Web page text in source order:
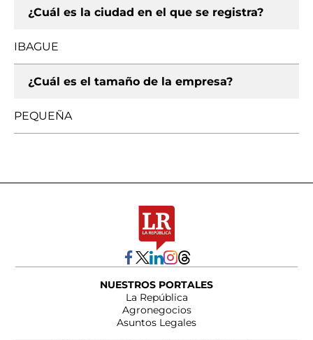
¿Cuál es la ciudad en el que se registra?
IBAGUE
¿Cuál es el tamaño de la empresa?
PEQUEÑA
NUESTROS PORTALES
La República
Agronegocios
Asuntos Legales